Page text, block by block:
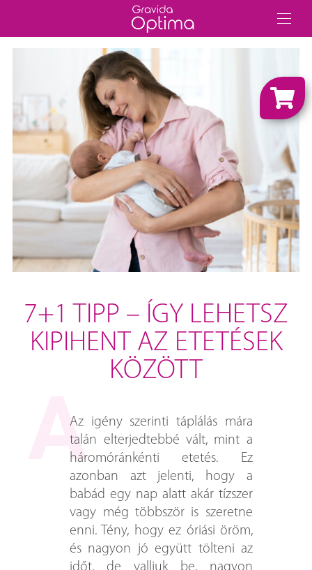
7+1 TIPP – ÍGY LEHETSZ
KIPIHENT AZ ETETÉSEK
KÖZÖTT
Az igény szerinti táplálás mára
talán elterjedtebbé vált, mint a
háromóránkénti etetés. Ez
azonban azt jelenti, hogy a
babád egy nap alatt akár tízszer
vagy még többször is szeretne
enni. Tény, hogy ez óriási öröm,
és nagyon jó együtt tölteni az